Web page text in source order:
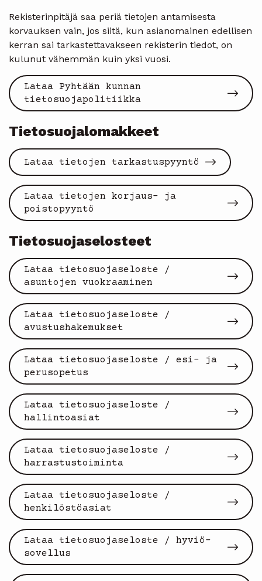
Rekisterinpitäjä saa periä tietojen antamisesta
korvauksen vain, jos siitä, kun asianomainen edellisen
kerran sai tarkastettavakseen rekisterin tiedot, on
kulunut vähemmän kuin yksi vuosi.
Lataa Pyhtään kunnan
tietosuojapolitiikka
Tietosuojalomakkeet
Lataa tietojen tarkastuspyyntö
Lataa tietojen korjaus- ja
poistopyyntö
Tietosuojaselosteet
Lataa tietosuojaseloste /
asuntojen vuokraaminen
Lataa tietosuojaseloste /
avustushakemukset
Lataa tietosuojaseloste / esi- ja
perusopetus
Lataa tietosuojaseloste /
hallintoasiat
Lataa tietosuojaseloste /
harrastustoiminta
Lataa tietosuojaseloste /
henkilöstöasiat
Lataa tietosuojaseloste / hyviö-
sovellus